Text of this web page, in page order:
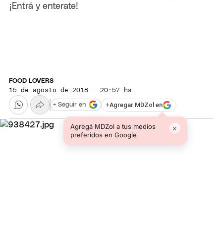
¡Entrá y enterate!
FOOD LOVERS
15 de agosto de 2018 · 20:57 hs
+Agregar MDZol en
Agregá MDZol a tus medios
preferidos en Google
×
+ Seguir en